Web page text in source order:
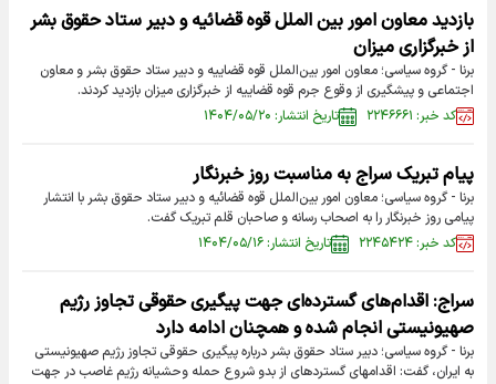
بازدید معاون امور بین الملل قوه قضائیه و دبیر ستاد حقوق بشر
از خبرگزاری میزان
برنا - گروه سیاسی؛ معاون امور بین‌الملل قوه قضاییه و دبیر ستاد حقوق بشر و معاون
اجتماعی و پیشگیری از وقوع جرم قوه قضاییه از خبرگزاری میزان بازدید کردند.
کد خبر: ۲۲۴۶۶۶۱
تاریخ انتشار: ۱۴۰۴/۰۵/۲۰
پیام تبریک سراج به مناسبت روز خبرنگار
برنا - گروه سیاسی؛ معاون امور بین‌الملل قوه قضائیه و دبیر ستاد حقوق بشر با انتشار
پیامی روز خبرنگار را به اصحاب رسانه و صاحبان قلم تبریک گفت.
کد خبر: ۲۲۴۵۴۲۴
تاریخ انتشار: ۱۴۰۴/۰۵/۱۶
سراج: اقدام‌های گسترده‌‌ای جهت پیگیری حقوقی تجاوز رژیم
صهیونیستی انجام شده و همچنان ادامه دارد
برنا - گروه سیاسی؛ دبیر ستاد حقوق بشر درباره پیگیری حقوقی تجاوز رژیم صهیونیستی
به ایران، گفت: اقدام‎های گسترده‎ای از بدو شروع حمله وحشیانه رژیم غاصب در جهت